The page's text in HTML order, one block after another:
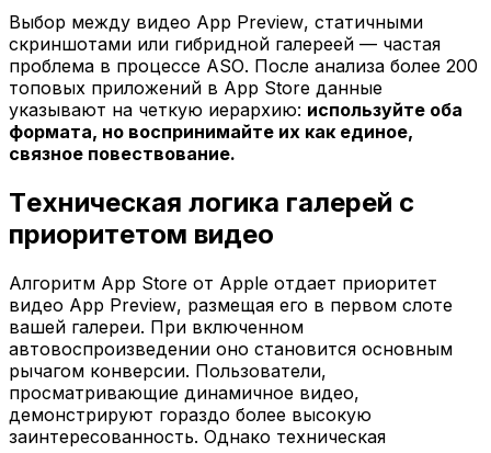
Выбор между видео App Preview, статичными
скриншотами или гибридной галереей — частая
проблема в процессе ASO. После анализа более 200
топовых приложений в App Store данные
указывают на четкую иерархию: используйте оба
формата, но воспринимайте их как единое,
связное повествование.
Техническая логика галерей с
приоритетом видео
Алгоритм App Store от Apple отдает приоритет
видео App Preview, размещая его в первом слоте
вашей галереи. При включенном
автовоспроизведении оно становится основным
рычагом конверсии. Пользователи,
просматривающие динамичное видео,
демонстрируют гораздо более высокую
заинтересованность. Однако техническая